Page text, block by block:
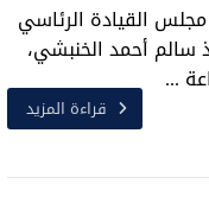
مجلس القيادة الرئاسي
أحمد الخنبشي،
...
قراءة المزيد